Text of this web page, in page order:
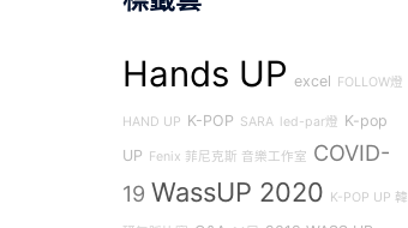
Hands UP excel FOLLOW燈
HAND UP K-POP SARA led-par燈 K-pop
UP
Fenix 菲尼克斯 音樂工作室 COVID-
19 WassUP 2020 K-POP UP 韓